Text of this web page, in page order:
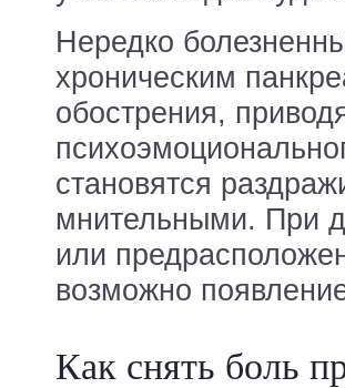
Нередко
хроническим
обострения,
становятся
мнительными. При
или
возможно
Как снять боль